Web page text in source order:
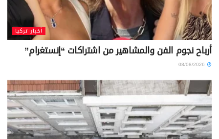
أخبار تركيا
أرباح نجوم الفن والمشاهير من اشتراكات “إنستغرام”